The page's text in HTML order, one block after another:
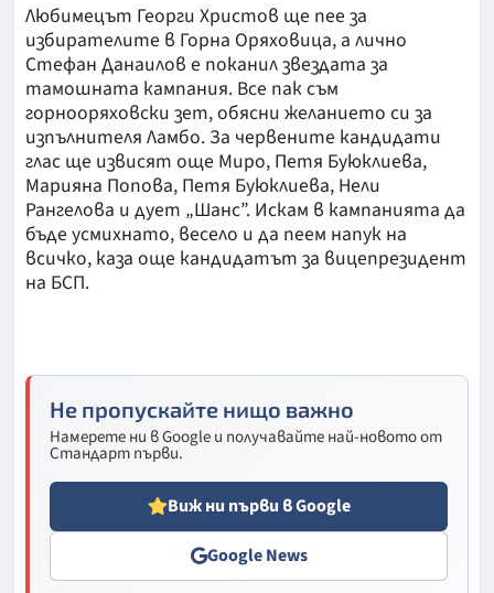
Любимецът Георги Христов ще пее за
избирателите в Горна Оряховица, а лично
Стефан Данаилов е поканил звездата за
тамошната кампания. Все пак съм
горнооряховски зет, обясни желанието си за
изпълнителя Ламбо. За червените кандидати
глас ще извисят още Миро, Петя Буюклиева,
Марияна Попова, Петя Буюклиева, Нели
Рангелова и дует „Шанс”. Искам в кампанията да
бъде усмихнато, весело и да пеем напук на
всичко, каза още кандидатът за вицепрезидент
на БСП.
Не пропускайте нищо важно
Намерете ни в Google и получавайте най-новото от
Стандарт първи.
Виж ни първи в Google
Google News